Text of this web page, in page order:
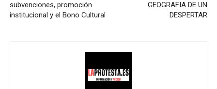
subvenciones, promoción
institucional y el Bono Cultural
GEOGRAFIA DE UN
DESPERTAR